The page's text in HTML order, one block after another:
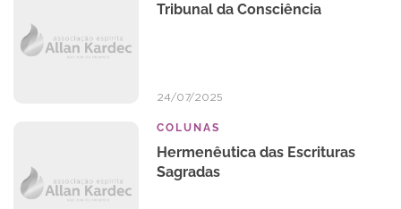
Tribunal da Consciência
24/07/2025
COLUNAS
Hermenêutica das Escrituras
Sagradas